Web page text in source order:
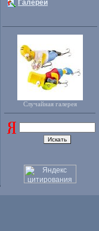
Галереи
Случайная галерея